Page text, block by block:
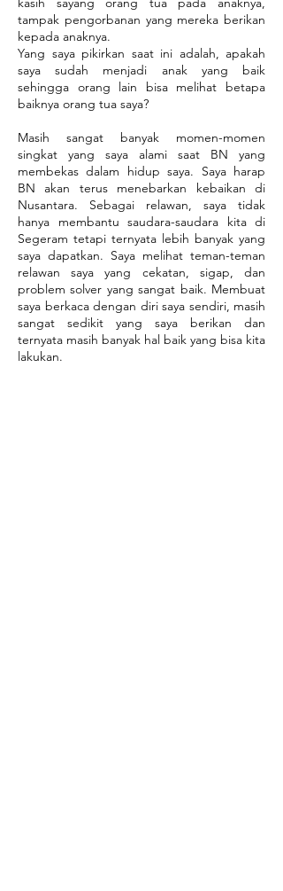
tampak pengorbanan yang mereka berikan
kepada anaknya.
Yang saya pikirkan saat ini adalah, apakah
saya sudah menjadi anak yang baik
sehingga orang lain bisa melihat betapa
baiknya orang tua saya?
Masih sangat banyak momen-momen
singkat yang saya alami saat BN yang
membekas dalam hidup saya. Saya harap
BN akan terus menebarkan kebaikan di
Nusantara. Sebagai relawan, saya tidak
hanya membantu saudara-saudara kita di
Segeram tetapi ternyata lebih banyak yang
saya dapatkan. Saya melihat teman-teman
relawan saya yang cekatan, sigap, dan
problem solver yang sangat baik. Membuat
saya berkaca dengan diri saya sendiri, masih
sangat sedikit yang saya berikan dan
ternyata masih banyak hal baik yang bisa kita
lakukan.